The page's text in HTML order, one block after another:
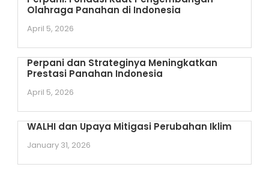
Olahraga Panahan di Indonesia
April 5, 2026
Perpani dan Strateginya Meningkatkan
Prestasi Panahan Indonesia
April 5, 2026
WALHI dan Upaya Mitigasi Perubahan Iklim
January 31, 2026